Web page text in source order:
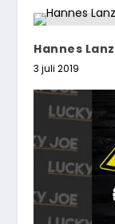
Hannes
3 juli 2019